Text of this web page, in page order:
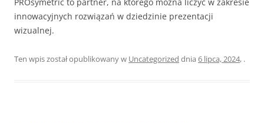
innowacyjnych rozwiązań w dziedzinie prezentacji
wizualnej.
Ten wpis został opublikowany w Uncategorized dnia 6 lipca, 2024, .